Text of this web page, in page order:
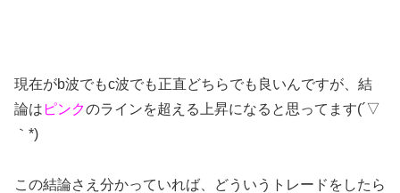
現在がb波でもc波でも正直どちらでも良いんですが、結
論は ピンクのラインを超える上昇になると思ってます(´▽
｀*)
この結論さえ分かっていれば、どういうトレードをしたら